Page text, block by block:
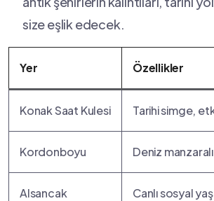
size eşlik edecek.
Yer Özellikler
Konak Saat Kulesi Tarihi⁣ simge,
Kordonboyu Deniz
Alsancak Canlı‍ sosyal